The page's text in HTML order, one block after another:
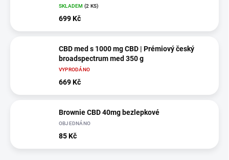
SKLADEM (2 KS)
699 Kč
CBD med s 1000 mg CBD | Prémiový český
broadspectrum med 350 g
VYPRODÁNO
669 Kč
Brownie CBD 40mg bezlepkové
OBJEDNÁNO
85 Kč